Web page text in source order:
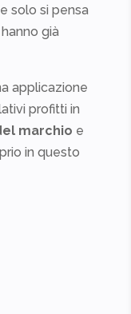
solo si pensa
già
applicazione
profitti in
marchio e
in questo